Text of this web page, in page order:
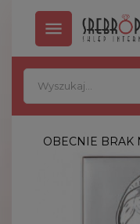

OBECNIE BRAK